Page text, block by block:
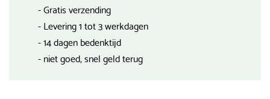
- Gratis verzending
- Levering 1 tot 3 werkdagen
- 14 dagen bedenktijd
- niet goed, snel geld terug